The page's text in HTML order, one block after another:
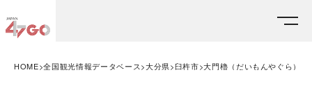
HOME 全国観光情報データベース 大分県 臼杵市 大門櫓（だいもんやぐら）